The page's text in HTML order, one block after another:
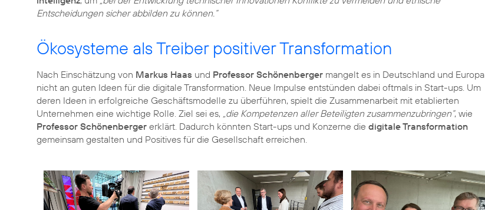
Entscheidungen sicher abbilden zu können.“
Ökosysteme als Treiber positiver Transformation
Nach Einschätzung von Markus Haas und Professor Schönenberger mangelt es in Deutschland und Europa
nicht an guten Ideen für die digitale Transformation. Neue Impulse entstünden dabei oftmals in Start-ups. Um
deren Ideen in erfolgreiche Geschäftsmodelle zu überführen, spielt die Zusammenarbeit mit etablierten
Unternehmen eine wichtige Rolle. Ziel sei es, „die Kompetenzen aller Beteiligten zusammenzubringen“, wie
Professor Schönenberger erklärt. Dadurch könnten Start-ups und Konzerne die digitale Transformation
gemeinsam gestalten und Positives für die Gesellschaft erreichen.